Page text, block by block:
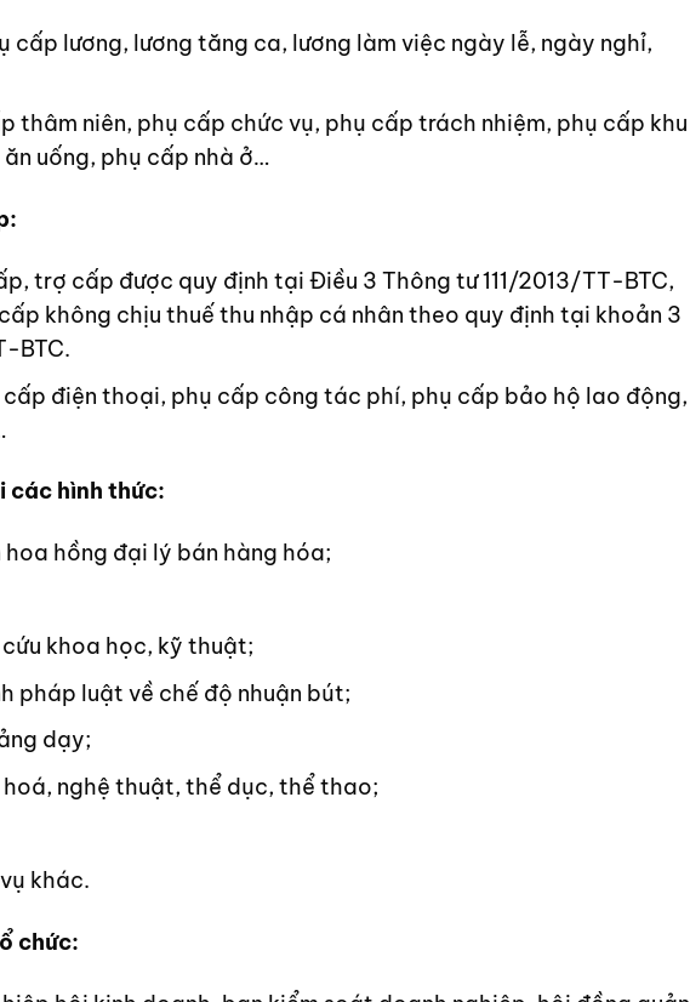
cấp lương, lương tăng ca, lương làm việc ngày lễ, ngày nghỉ,
thâm niên, phụ cấp chức vụ, phụ cấp trách nhiệm, phụ cấp khu
uống, phụ cấp nhà ở…
trợ cấp được quy định tại Điều 3 Thông tư 111/2013/TT-BTC,
không chịu thuế thu nhập cá nhân theo quy định tại khoản 3
BTC.
cấp điện thoại, phụ cấp công tác phí, phụ cấp bảo hộ lao động,
các hình thức:
hồng đại lý bán hàng hóa;
khoa học, kỹ thuật;
pháp luật về chế độ nhuận bút;
dạy;
nghệ thuật, thể dục, thể thao;
khác.
chức: